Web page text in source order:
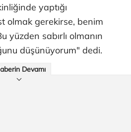
yaptığı
olmak gerekirse, benim
yüzden sabırlı olmanın
düşünüyorum" dedi.
Devamı